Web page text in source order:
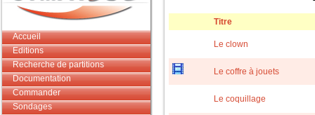
Accueil
Editions
Recherche de partitions
Documentation
Commander
Sondages
Titre
Le clown
Le coffre à jouets
Le coquillage